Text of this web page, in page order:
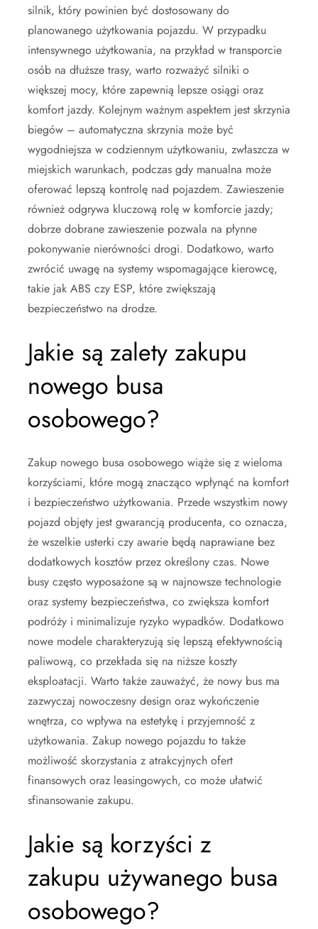
silnik, który powinien być dostosowany do
planowanego użytkowania pojazdu. W przypadku
intensywnego użytkowania, na przykład w transporcie
osób na dłuższe trasy, warto rozważyć silniki o
większej mocy, które zapewnią lepsze osiągi oraz
komfort jazdy. Kolejnym ważnym aspektem jest skrzynia
biegów – automatyczna skrzynia może być
wygodniejsza w codziennym użytkowaniu, zwłaszcza w
miejskich warunkach, podczas gdy manualna może
oferować lepszą kontrolę nad pojazdem. Zawieszenie
również odgrywa kluczową rolę w komforcie jazdy;
dobrze dobrane zawieszenie pozwala na płynne
pokonywanie nierówności drogi. Dodatkowo, warto
zwrócić uwagę na systemy wspomagające kierowcę,
takie jak ABS czy ESP, które zwiększają
bezpieczeństwo na drodze.
Jakie są zalety zakupu
nowego busa
osobowego?
Zakup nowego busa osobowego wiąże się z wieloma
korzyściami, które mogą znacząco wpłynąć na komfort
i bezpieczeństwo użytkowania. Przede wszystkim nowy
pojazd objęty jest gwarancją producenta, co oznacza,
że wszelkie usterki czy awarie będą naprawiane bez
dodatkowych kosztów przez określony czas. Nowe
busy często wyposażone są w najnowsze technologie
oraz systemy bezpieczeństwa, co zwiększa komfort
podróży i minimalizuje ryzyko wypadków. Dodatkowo
nowe modele charakteryzują się lepszą efektywnością
paliwową, co przekłada się na niższe koszty
eksploatacji. Warto także zauważyć, że nowy bus ma
zazwyczaj nowoczesny design oraz wykończenie
wnętrza, co wpływa na estetykę i przyjemność z
użytkowania. Zakup nowego pojazdu to także
możliwość skorzystania z atrakcyjnych ofert
finansowych oraz leasingowych, co może ułatwić
sfinansowanie zakupu.
Jakie są korzyści z
zakupu używanego busa
osobowego?